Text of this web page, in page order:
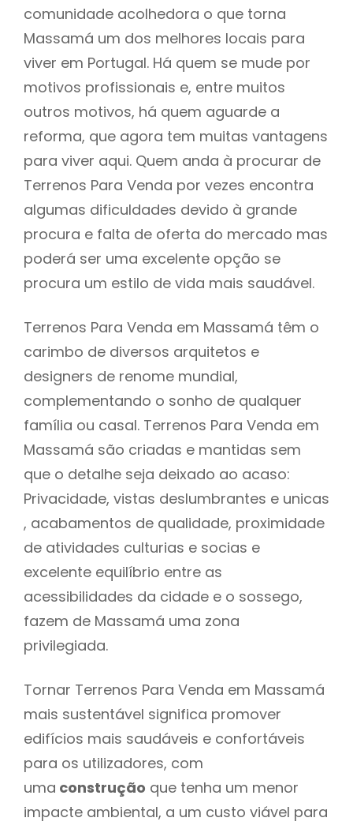
comunidade acolhedora o que torna
Massamá um dos melhores locais para
viver em Portugal. Há quem se mude por
motivos profissionais e, entre muitos
outros motivos, há quem aguarde a
reforma, que agora tem muitas vantagens
para viver aqui. Quem anda à procurar de
Terrenos Para Venda por vezes encontra
algumas dificuldades devido à grande
procura e falta de oferta do mercado mas
poderá ser uma excelente opção se
procura um estilo de vida mais saudável.
Terrenos Para Venda em Massamá têm o
carimbo de diversos arquitetos e
designers de renome mundial,
complementando o sonho de qualquer
família ou casal. Terrenos Para Venda em
Massamá são criadas e mantidas sem
que o detalhe seja deixado ao acaso:
Privacidade, vistas deslumbrantes e unicas
, acabamentos de qualidade, proximidade
de atividades culturias e socias e
excelente equilíbrio entre as
acessibilidades da cidade e o sossego,
fazem de Massamá uma zona
privilegiada.
Tornar Terrenos Para Venda em Massamá
mais sustentável significa promover
edifícios mais saudáveis e confortáveis
para os utilizadores, com
uma construção que tenha um menor
impacte ambiental, a um custo viável para